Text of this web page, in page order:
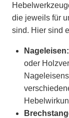
die jeweils für
sind. Hier sind
Nageleisen:
oder